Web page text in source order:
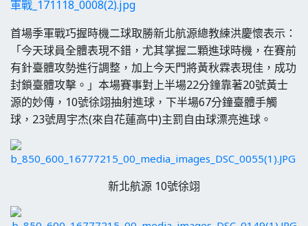
首場季軍戰巧握時機二球取勝新北航源總教練洪慶懷表示：
「今天球員全體表現不錯，尤其掌握二顆進球時機，在賽前
有針臺體攻勢進行調整，加上今天門將黃秋霖表現佳，成功
封鎖臺體攻擊。」本場賽事對上半場22分鐘靠著20號黃士
源的妙傳，10號徐翊抽射進球，下半場67分鐘臺體手觸
球，23號周宇杰(來自花蓮高中)主罰自由球漂亮進球。
新北航源 10號徐翊